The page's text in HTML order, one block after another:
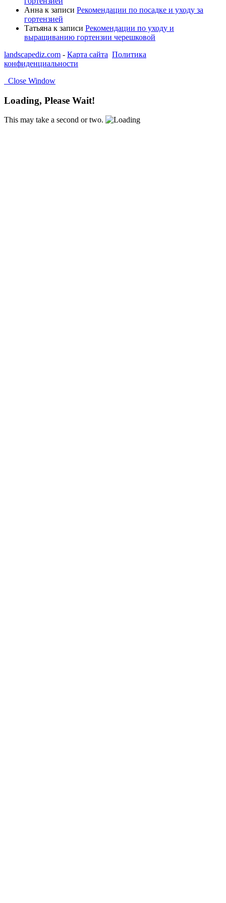
Анна к записи Рекомендации по посадке и уходу за
гортензией
Татьяна к записи Рекомендации по уходу и
выращиванию гортензии черешковой
landscapediz.com - Карта сайта Политика
конфиденциальности
Close Window
Loading, Please Wait!
This may take a second or two.